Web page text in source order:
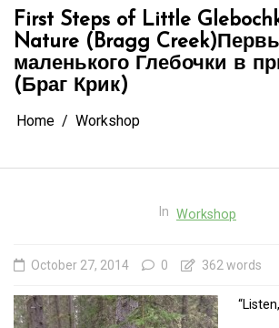
First Steps of Little
Nature (Bragg Creek)
маленького Глебочки в
(Браг Крик)
Home Workshop
In Workshop
October 27, 2014 0 362 words